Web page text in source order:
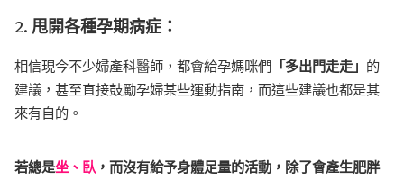
2. 甩開各種孕期病症：
相信現今不少婦產科醫師，都會給孕媽咪們 「多出門走走」 的
建議，甚至直接鼓勵孕婦某些運動指南，而這些建議也都是其
來有自的。
若總是坐、臥 ，而沒有給予身體足量的活動，除了會產生肥胖